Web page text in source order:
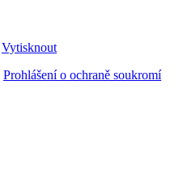
Vytisknout
Prohlášení o ochraně soukromí